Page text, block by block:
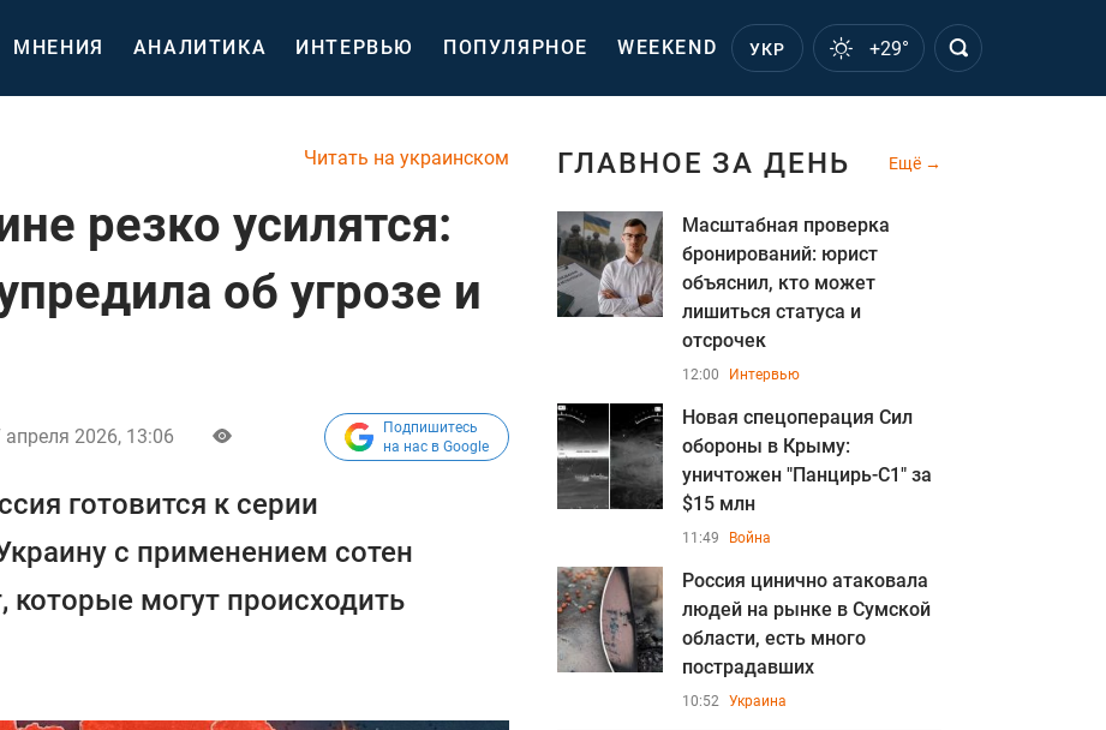
МНЕНИЯ АНАЛИТИКА ИНТЕРВЬЮ ПОПУЛЯРНОЕ WEEKEND УКР +29°
Читать на украинском
резко усилятся:
об угрозе и
апреля 2026, 13:06
Подпишитесь
на нас в Google
готовится к серии
с применением сотен
которые могут происходить
ГЛАВНОЕ ЗА ДЕНЬ Ещё
Масштабная проверка
бронирований: юрист
объяснил, кто может
лишиться статуса и
отсрочек
12:00 Интервью
Новая спецоперация Сил
обороны в Крыму:
уничтожен "Панцирь-С1" за
$15 млн
11:49 Война
Россия цинично атаковала
людей на рынке в Сумской
области, есть много
пострадавших
10:52 Украина